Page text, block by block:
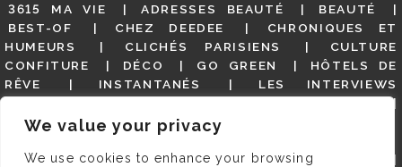
We value your privacy
We use cookies to enhance your browsing
3615 MA VIE ADRESSES BEAUTÉ
BEAUTÉ
BEST-OF
CHEZ DEEDEE
CHRONIQUES ET
HUMEURS
CLICHÉS PARISIENS
CULTURE
CONFITURE
DÉCO GO GREEN
HÔTELS DE
RÊVE
INSTANTANÉS
LES INTERVIEWS
MES ADRESSES
MODE NON CLASSÉ
GUIDE
PARIS EN PHOTOS RESTAURANTS